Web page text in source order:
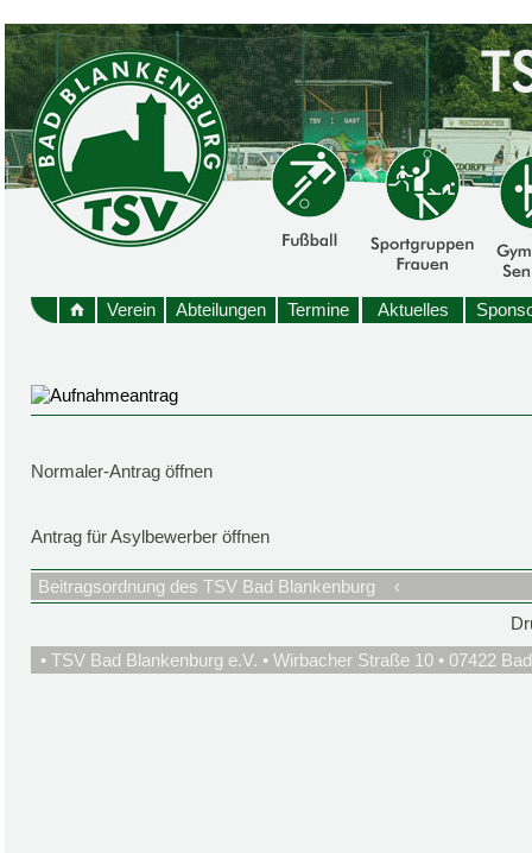
Verein Abteilungen Termine Aktuelles
Normaler-Antrag öffnen
Antrag für Asylbewerber öffnen
Beitragsordnung des TSV Bad Blankenburg
‹
• TSV Bad Blankenburg e.V. • Wirbacher Straße 10 • 07422